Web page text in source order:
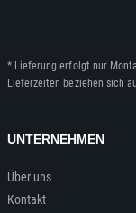
* Lieferung erfolgt nur
Lieferzeiten beziehen sich
UNTERNEHMEN
Über uns
Kontakt